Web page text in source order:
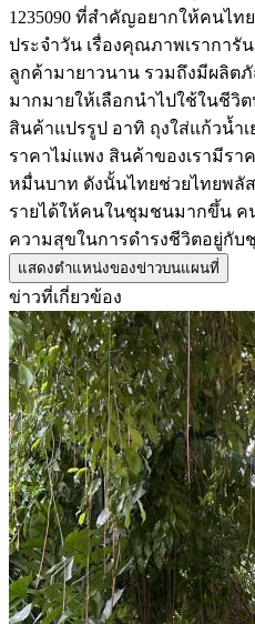
1235090 ที่สำคัญอยากให้คนไ
ประจำวัน เรื่องคุณภาพเราการั
ลูกค้ามายาวนาน รวมถึงมีผลิต
มากมายให้เลือกนำไปใช้ในชีวิ
สินค้าแปรรูป อาทิ ถุงใส่แก้วน้ำ
ราคาไม่แพง สินค้าของเรามีรา
หมื่นบาท ดังนั้นไทยช่วยไทยพลั
รายได้ให้คนในชุมชนมากขึ้น
ความสุขในการดำรงชีวิตอยู่กับ
แสดงตำแหน่งของข่าวบนแผนที่
ข่าวที่เกี่ยวข้อง